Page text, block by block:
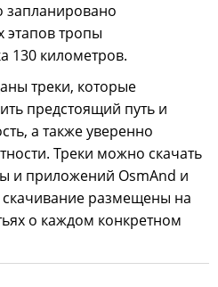
запланировано
этапов тропы
130 километров.
треки, которые
предстоящий путь и
а также уверенно
Треки можно скачать
и приложений OsmAnd и
размещены на
о каждом конкретном